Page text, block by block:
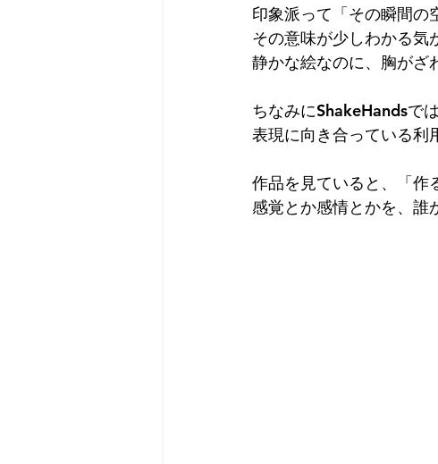
印象派って「その瞬間の
その意味が少しわかる気
静かな絵なのに、胸がざ
ちなみにShakeHandsで
表現に向き合っている
作品を見ていると、「作
感覚とか感情とかを、誰